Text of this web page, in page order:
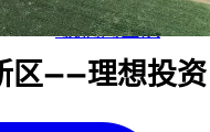
我们的团队
区——理想投资